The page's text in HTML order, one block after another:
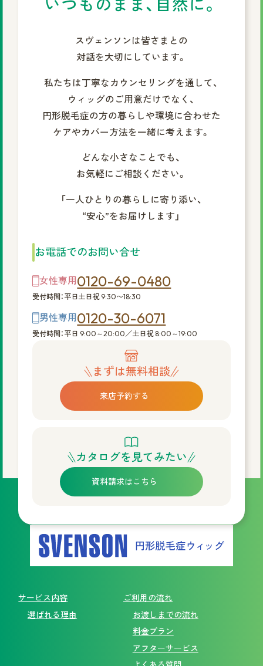
いつものまま、自然に。
スヴェンソンは皆さまとの
対話を大切にしています。
私たちは丁寧なカウンセリングを通して、
ウィッグのご用意だけでなく、
円形脱毛症の方の暮らしや環境に合わせた
ケアやカバー方法を一緒に考えます。
どんな小さなことでも、
お気軽にご相談ください。
「一人ひとりの暮らしに寄り添い、
“安心”をお届けします」
お電話でのお問い合せ
女性専用 0120-69-0480
受付時間：平日土日祝 9:30〜18:30
男性専用 0120-30-6071
受付時間：平日 9:00～20:00／土日祝 8:00～19:00
まずは無料相談
来店予約する
カタログを見てみたい
資料請求はこちら
サービス内容
選ばれる理由
ご利用の流れ
お渡しまでの流れ
料金プラン
アフターサービス